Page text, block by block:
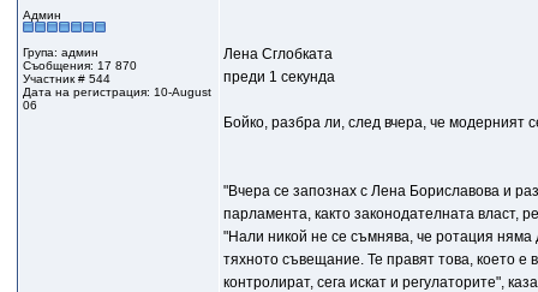
Админ
Група: админ
Съобщения: 17 870
Участник # 544
Дата на регистрация: 10-August
06
Лена Сглобката
преди 1 секунда
Бойко, разбра ли, след вчера, че модерният
"Вчера се запознах с Лена Бориславова и
парламента, както законодателната власт,
"Нали никой не се съмнява, че ротация
тяхното съвещание. Те правят това, което е
контролират, сега искат и регулаторите",